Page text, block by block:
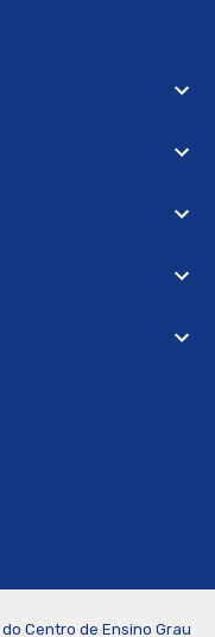
Centro de Ensino Grau